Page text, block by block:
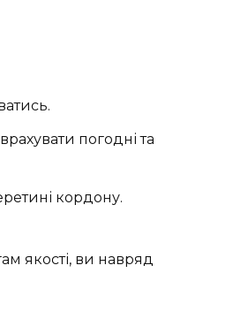
погодні та
кордону.
якості, ви навряд